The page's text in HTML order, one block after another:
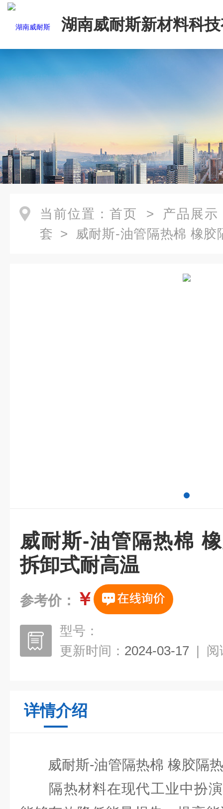
湖南威耐斯新材料科
司
当前位置： 首页 > 产品展示
套 > 威耐斯-油管隔热棉 橡胶
威耐斯-油管隔热棉
拆卸式耐高温
参考价： ￥
型号：
更新时间： 2024-03-17 | 阅
详情介绍
威耐斯-油管隔热棉 橡胶隔热
隔热材料在现代工业中扮演